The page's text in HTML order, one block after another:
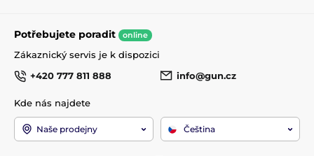
Potřebujete poradit online
Zákaznický servis je k dispozici
+420 777 811 888
info@gun.cz
Kde nás najdete
Naše prodejny Čeština